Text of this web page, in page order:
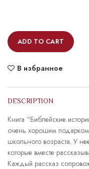
ADD TO CART
В избранное
DESCRIPTION
Книга “Библейские
очень хорошим
школьного возраста. У
которые вместе
Каждый рассказ